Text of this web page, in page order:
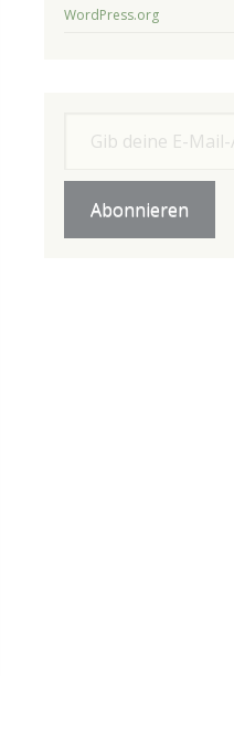
WordPress.org
Abonnieren